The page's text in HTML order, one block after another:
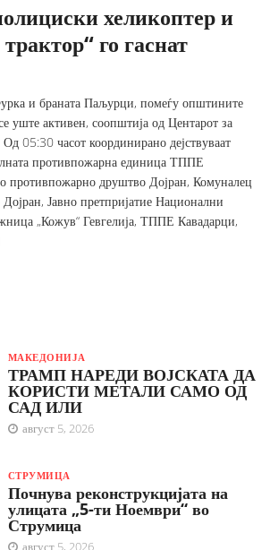
хеликоптер и
го гаснат
и браната Паљурци, помеѓу општините
уште активен, соопштија од Центарот за
05:30 часот координирано дејствуваат
противпожарна единица ТППЕ
противпожарно друштво Дојран, Комуналец
Јавно претпријатие Национални
„Кожув“ Гевгелија, ТППЕ Кавадарци,
МАКЕДОНИЈА
ТРАМП НАРЕДИ ВОЈСКАТА ДА
КОРИСТИ МЕТАЛИ САМО ОД
САД ИЛИ
август 5, 2026
СТРУМИЦА
Почнува реконструкцијата на
улицата „5-ти Ноември“ во
Струмица
август 5, 2026